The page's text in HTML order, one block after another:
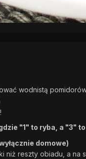
wodnistą
"1" to ryba, a "3"
domowe)
niż reszty obiadu, a na